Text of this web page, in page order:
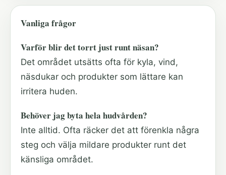
Vanliga frågor
Varför blir det torrt just runt näsan?
Det området utsätts ofta för kyla, vind,
näsdukar och produkter som lättare kan
irritera huden.
Behöver jag byta hela hudvården?
Inte alltid. Ofta räcker det att förenkla några
steg och välja mildare produkter runt det
känsliga området.